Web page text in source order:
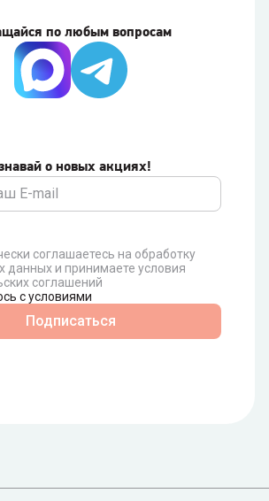
о новых акциях!
соглашаетесь на обработку
данных и принимаете условия
соглашений
с условиями
Подписаться
по любым вопросам